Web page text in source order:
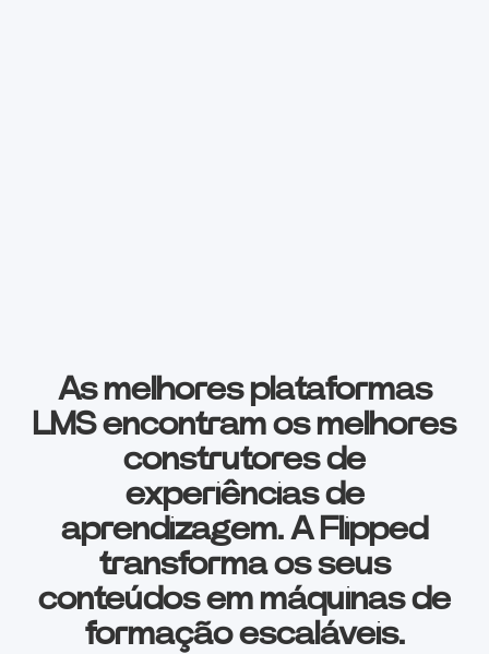
As melhores plataformas
LMS encontram os melhores
construtores de
experiências de
aprendizagem. A Flipped
transforma os seus
conteúdos em máquinas de
formação escaláveis.